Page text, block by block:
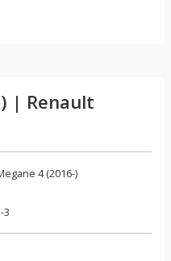
| Renault
4 (2016-)
3